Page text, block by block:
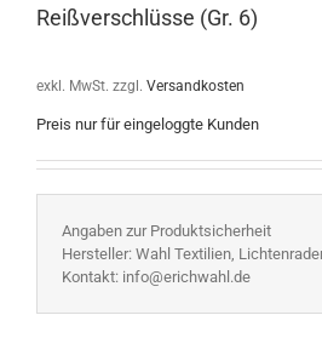
Reißverschlüsse (Gr. 6)
exkl. MwSt. zzgl. Versandkosten
Preis nur für eingeloggte Kunden
Angaben zur Produktsicherheit
Hersteller: Wahl Textilien,
Kontakt: info@erichwahl.de